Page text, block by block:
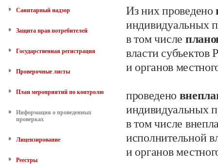
Санитарный надзор
Защита прав потребителей
Государственная регистрация
Проверочные листы
План мероприятий по контролю
Информация о проведенных
проверках
Лицензирование
Реестры
Из них проведено
индивидуальных
в том числе
власти
и органов
проведено
индивидуальных
в том числе
исполнительной
и органов